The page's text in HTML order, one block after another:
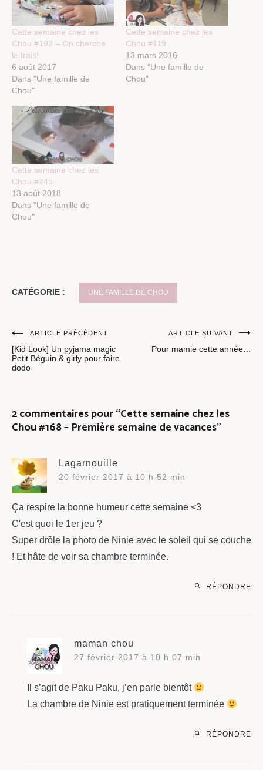
Cette semaine chez les
Chou #192 – On cherche
le frais!
6 août 2017
Dans "Une famille de
Chou"
Cette semaine chez les
Chou #119
13 mars 2016
Dans "Une famille de
Chou"
Cette semaine chez les
Chou #245
13 août 2018
Dans "Une famille de
Chou"
CATÉGORIE : UNE FAMILLE DE CHOU
Navigation
de
ARTICLE PRÉCÉDENT
[Kid Look] Un pyjama magic
Petit Béguin & girly pour faire
dodo
ARTICLE SUIVANT
Pour mamie cette année…
2 commentaires pour “Cette semaine chez les
Chou #168 – Première semaine de vacances”
Lagarnouille
20 février 2017 à 10 h 52 min
Ça respire la bonne humeur cette semaine <3
C'est quoi le 1er jeu ?
Super drôle la photo de Ninie avec le soleil qui se couche
! Et hâte de voir sa chambre terminée.
RÉPONDRE
maman chou
27 février 2017 à 10 h 07 min
Il s’agit de Paku Paku, j’en parle bientôt
La chambre de Ninie est pratiquement terminée
RÉPONDRE